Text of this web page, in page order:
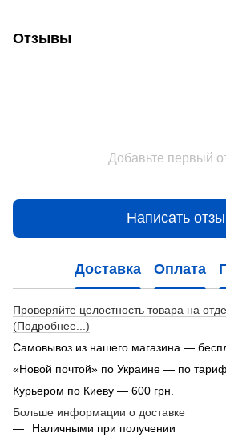
Отзывы
Добавьте первый
Написать
Доставка Оплата
Проверяйте целостность товара на
(Подробнее...)
Самовывоз из нашего магазина —
«Новой почтой» по Украине — по
Курьером по Киеву — 600 грн.
Больше информации о доставке
Наличными при получении